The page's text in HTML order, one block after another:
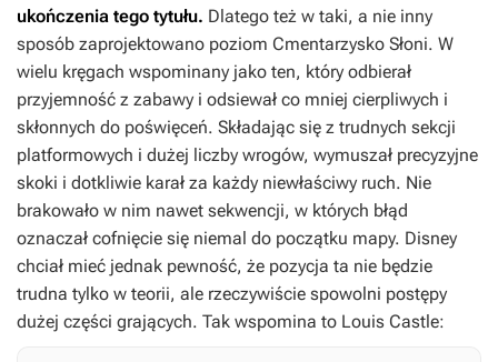
ukończenia tego tytułu. Dlatego też w taki, a nie inny
sposób zaprojektowano poziom Cmentarzysko Słoni. W
wielu kręgach wspominany jako ten, który odbierał
przyjemność z zabawy i odsiewał co mniej cierpliwych i
skłonnych do poświęceń. Składając się z trudnych sekcji
platformowych i dużej liczby wrogów, wymuszał precyzyjne
skoki i dotkliwie karał za każdy niewłaściwy ruch. Nie
brakowało w nim nawet sekwencji, w których błąd
oznaczał cofnięcie się niemal do początku mapy. Disney
chciał mieć jednak pewność, że pozycja ta nie będzie
trudna tylko w teorii, ale rzeczywiście spowolni postępy
dużej części grających. Tak wspomina to Louis Castle: